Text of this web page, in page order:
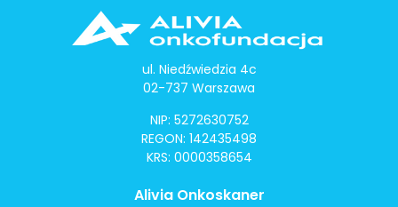
ul. Niedźwiedzia 4c
02-737 Warszawa
NIP: 5272630752
REGON: 142435498
KRS: 0000358654
Alivia Onkoskaner